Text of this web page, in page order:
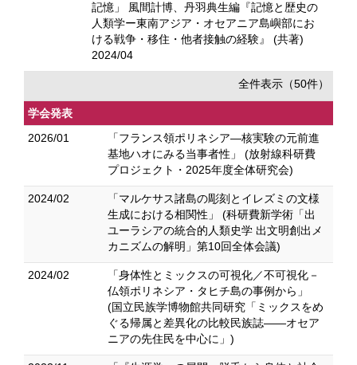
記憶」 風間計博、丹羽典生編『記憶と歴史の
人類学ー東南アジア・オセアニア島嶼部にお
ける戦争・移住・他者接触の経験』 (共著)
2024/04
全件表示（50件）
学会発表
2026/01
「フランス領ポリネシア―核実験の元前進
基地ハオにみる当事者性」 (放射線科研費
プロジェクト・2025年度全体研究会)
2024/02
「マルケサス諸島の彫刻とイレズミの文様
生成における相関性」 (科研費新学術「出
ユーラシアの統合的人類史学 出文明創出メ
カニズムの解明」第10回全体会議)
2024/02
「身体性とミックスの可視化／不可視化－
仏領ポリネシア・タヒチ島の事例から」
(国立民族学博物館共同研究「ミックスをめ
ぐる帰属と差異化の比較民族誌――オセア
ニアの先住民を中心に」)